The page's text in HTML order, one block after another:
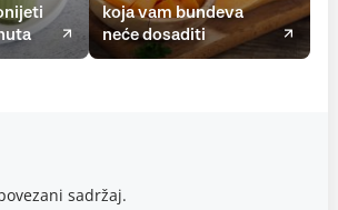
koja vam bundeva
neće dosaditi
sadržaj.